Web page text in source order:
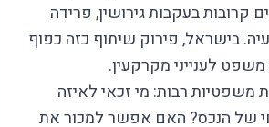
בעקבות גירושין, פרידה
בישראל, פירוק שיתוף כזה כפוף
משפט לענייני מקרקעין.
משפטיות רבות: מי זכאי לאיזה
של הנכס? האם אפשר למכור את